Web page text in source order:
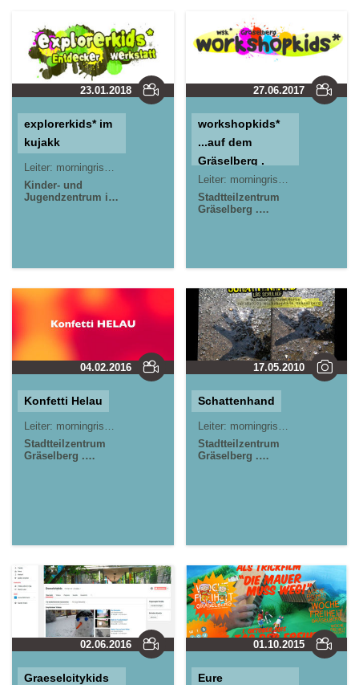
23.01.2018
explorerkids* im
kujakk
Leiter: morningrise* . jOrn
Jörn Lauterbach
Kinder- und
Jugendzentrum in
27.06.2017
workshopkids*
...auf dem
Gräselberg .
Offener Kinder-
& Teeniebereich,
kreativ gestalten
im
Stadtteilzentrum
Gräselberg .
Wiesbaden
Leiter: morningrise* . jOrn
Stadtteilzentrum
Gräselberg .
04.02.2016
Konfetti Helau
Leiter: morningrise* . jOrn
Jörn Lauterbach
Stadtteilzentrum
Gräselberg .
17.05.2010
Schattenhand
Leiter: morningrise* . jOrn
Stadtteilzentrum
Gräselberg .
02.06.2016
Graeselcitykids
01.10.2015
Eure